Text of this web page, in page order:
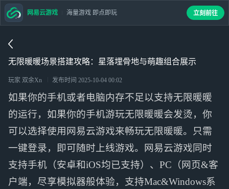
无限暖暖场景搭建攻略：星落埋骨地与萌趣组合展示
玩家 双余Xn 发布时间 2025-10-04 00:02
如果你的手机或者电脑内存不足以支持无限暖暖
的运行，如果你的手机游玩无限暖暖会发烫，你
可以选择使用网易云游戏来畅玩无限暖暖。只需
一键登录，即可随时上线游戏。网易云游戏同时
支持手机（安卓和iOS均已支持）、PC（网页&客
户端，尽享模拟器般体验，支持Mac&Windows系
网易云游戏 海量游戏 即点即玩 立刻前往